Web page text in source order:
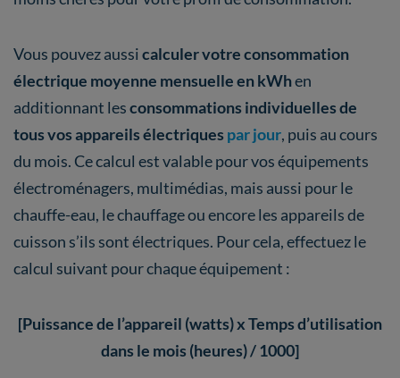
Vous pouvez aussicalculer votre consommation
électrique moyenne mensuelle en kWhen
additionnant lesconsommations individuelles de
tous vos appareils électriques par jour, puis au cours
du mois. Ce calcul est valable pour vos équipements
électroménagers, multimédias, mais aussi pour le
chauffe-eau, le chauffage ou encore les appareils de
cuisson s’ils sont électriques. Pour cela, effectuez le
calcul suivant pour chaque équipement :
[Puissance de l’appareil (watts) x Temps d’utilisation
dans le mois (heures) / 1000]